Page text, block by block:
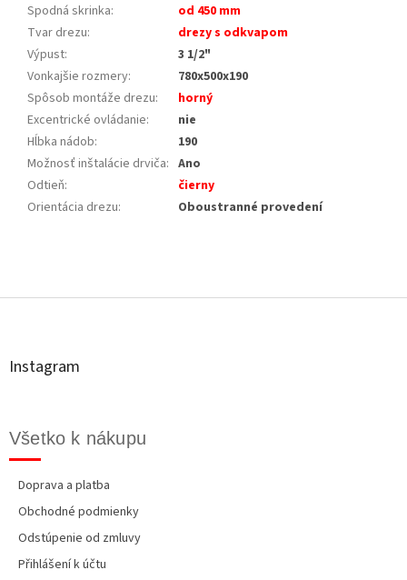
Spodná skrinka:
od 450 mm
Tvar drezu:
drezy s odkvapom
Výpust:
3 1/2"
Vonkajšie rozmery:
780x500x190
Spôsob montáže drezu:
horný
Excentrické ovládanie:
nie
Hĺbka nádob:
190
Možnosť inštalácie drviča: Ano
Odtieň:
čierny
Orientácia drezu: Oboustranné provedení
á
Instagram
Všetko k nákupu
Doprava a platba
Obchodné podmienky
Odstúpenie od zmluvy
Přihlášení k účtu